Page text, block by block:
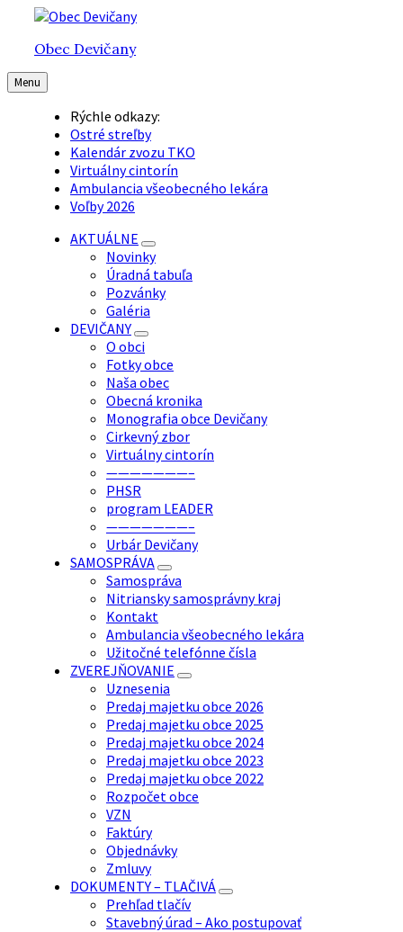
Preskočiť
obsah
Preskočiť
hlavnú
navigáciu
Preskočiť
pätičkuObec Devičany
Menu
Rýchle odkazy:
Ostré streľby
Kalendár zvozu TKO
Virtuálny cintorín
Ambulancia všeobecného lekára
Voľby 2026
AKTUÁLNE
Novinky
Úradná tabuľa
Pozvánky
Galéria
DEVIČANY
O obci
Fotky obce
Naša obec
Obecná kronika
Monografia obce Devičany
Cirkevný zbor
Virtuálny cintorín
———————–
PHSR
program LEADER
———————–
Urbár Devičany
SAMOSPRÁVA
Samospráva
Nitriansky samosprávny kraj
Kontakt
Ambulancia všeobecného lekára
Užitočné telefónne čísla
ZVEREJŇOVANIE
Uznesenia
Predaj majetku obce 2026
Predaj majetku obce 2025
Predaj majetku obce 2024
Predaj majetku obce 2023
Predaj majetku obce 2022
Rozpočet obce
VZN
Faktúry
Objednávky
Zmluvy
DOKUMENTY – TLAČIVÁ
Prehľad tlačív
Stavebný úrad – Ako postupovať